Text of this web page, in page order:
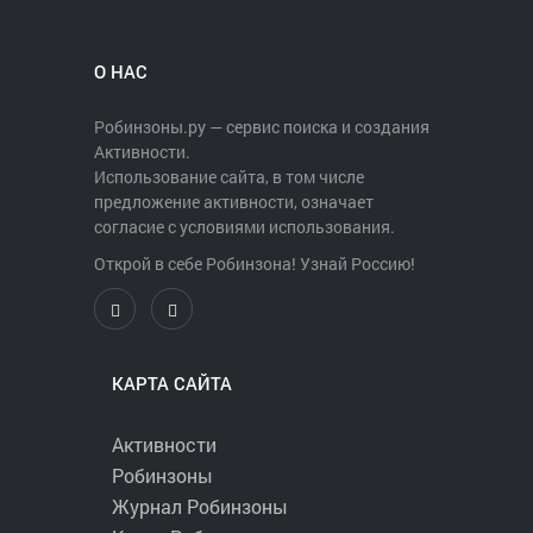
О НАС
Робинзоны.ру — сервис поиска и создания
Активности.
Использование сайта, в том числе
предложение активности, означает
согласие с условиями использования.
Открой в себе Робинзона! Узнай Россию!
КАРТА САЙТА
Активности
Робинзоны
Журнал Робинзоны